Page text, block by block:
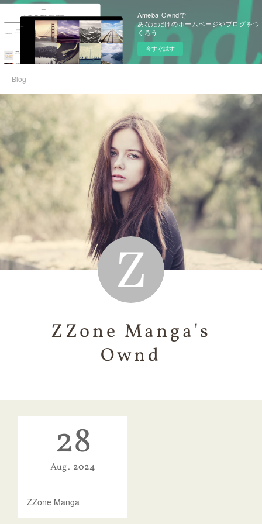
Ameba Owndで
あなただけのホームページやブログをつ
くろう
今すぐ試す
Blog
ZZone Manga's
Ownd
28
Aug 2024
ZZone Manga